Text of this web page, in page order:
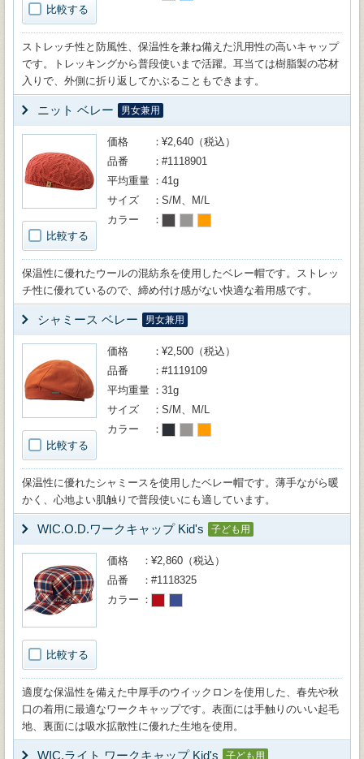
比較する
ストレッチ性と防風性、保温性を兼ね備えた汎用性の高いキャップ
です。トレッキングから普段使いまで活躍。耳当ては樹脂製の芯材
入りで、外側に折り返してかぶることもできます。
ニット ベレー 男女兼用
比較する
価格
¥2,640（税込）
品番
#1118901
平均重量
41g
サイズ
S/M、M/L
カラー
保温性に優れたウールの混紡糸を使用したベレー帽です。ストレッ
チ性に優れているので、締め付け感がない快適な着用感です。
シャミース ベレー 男女兼用
比較する
価格
¥2,500（税込）
品番
#1119109
平均重量
31g
サイズ
S/M、M/L
カラー
保温性に優れたシャミースを使用したベレー帽です。薄手ながら暖
かく、心地よい肌触りで普段使いにも適しています。
WIC.O.D.ワークキャップ Kid's 子ども用
比較する
価格
¥2,860（税込）
品番
#1118325
カラー
適度な保温性を備えた中厚手のウイックロンを使用した、春先や秋
口の着用に最適なワークキャップです。表面には手触りのいい起毛
地、裏面には吸水拡散性に優れた生地を使用。
WIC.ライト ワークキャップ Kid's 子ども用